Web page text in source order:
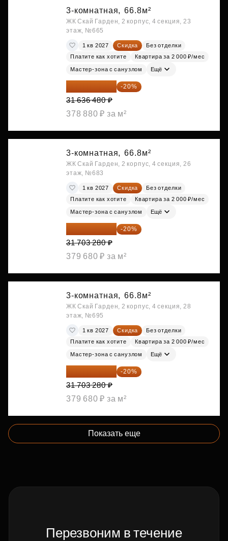
3-комнатная, 66.8м²
ЖК Скай Гарден, 2 корпус, 4 секция, 23
этаж, №665
1 кв 2027 Скидка
Без отделки
Платите как хотите
Квартира за 2 000 ₽/мес
Мастер-зона с санузлом Ещё
25 309 184 ₽ -20%
31 636 480 ₽
378 880 ₽ за м²
3-комнатная, 66.8м²
ЖК Скай Гарден, 2 корпус, 4 секция, 26
этаж, №683
1 кв 2027 Скидка
Без отделки
Платите как хотите
Квартира за 2 000 ₽/мес
Мастер-зона с санузлом Ещё
25 362 624 ₽ -20%
31 703 280 ₽
379 680 ₽ за м²
3-комнатная, 66.8м²
ЖК Скай Гарден, 2 корпус, 4 секция, 28
этаж, №695
1 кв 2027 Скидка
Без отделки
Платите как хотите
Квартира за 2 000 ₽/мес
Мастер-зона с санузлом Ещё
25 362 624 ₽ -20%
31 703 280 ₽
379 680 ₽ за м²
Показать еще
Перезвоним в течение